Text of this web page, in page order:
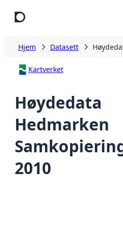
Hjem Datasett
Kartverket
Høydedata
Hedmarken
2010